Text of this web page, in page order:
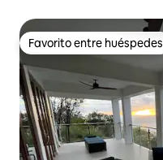
Favorito entre huéspedes
Favorito entre huéspedes